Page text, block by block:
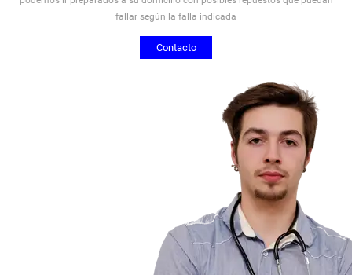
fallar según la falla indicada
Contacto